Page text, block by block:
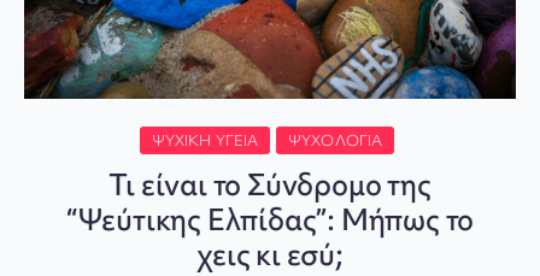
ΨΥΧΙΚΉ ΥΓΕΊΑ ΨΥΧΟΛΟΓΊΑ
Τι είναι το Σύνδρομο της
“Ψεύτικης Ελπίδας”: Μήπως το
χεις κι εσύ;